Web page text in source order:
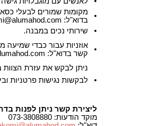
•
בדוא"ל:
•
שירותי נכים במבנה.
• אוזניות עבור כבדי
קשר בדוא"ל:
ניתן לבקש את עזרת הצוות
•
לבקשות נגישות פרטניות ובירורים
ליצירת קשר ניתן לפנות
מוקד הודעות: 073-3808880